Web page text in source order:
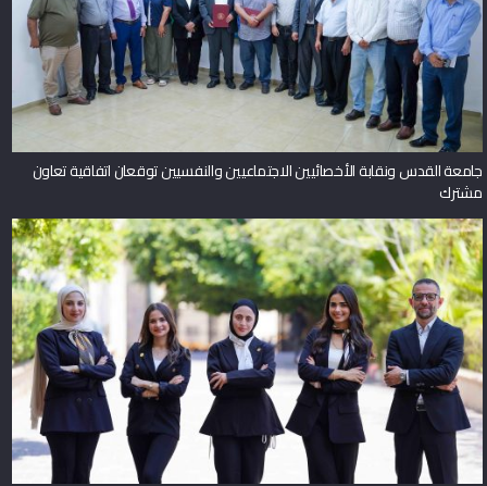
جامعة القدس ونقابة الأخصائيين الاجتماعيين والنفسيين توقعان اتفاقية تعاون
مشترك